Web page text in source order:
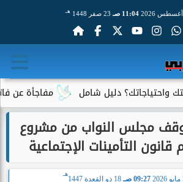
11:04 صـ 23 صفر 1448 هـ
مفاجأة عن فاتورة دليل شامل
مجلس النواب من مشروع
التأمينات الإجتماعية
09:27 صـ 18 ذو القعدة 1447
هـ